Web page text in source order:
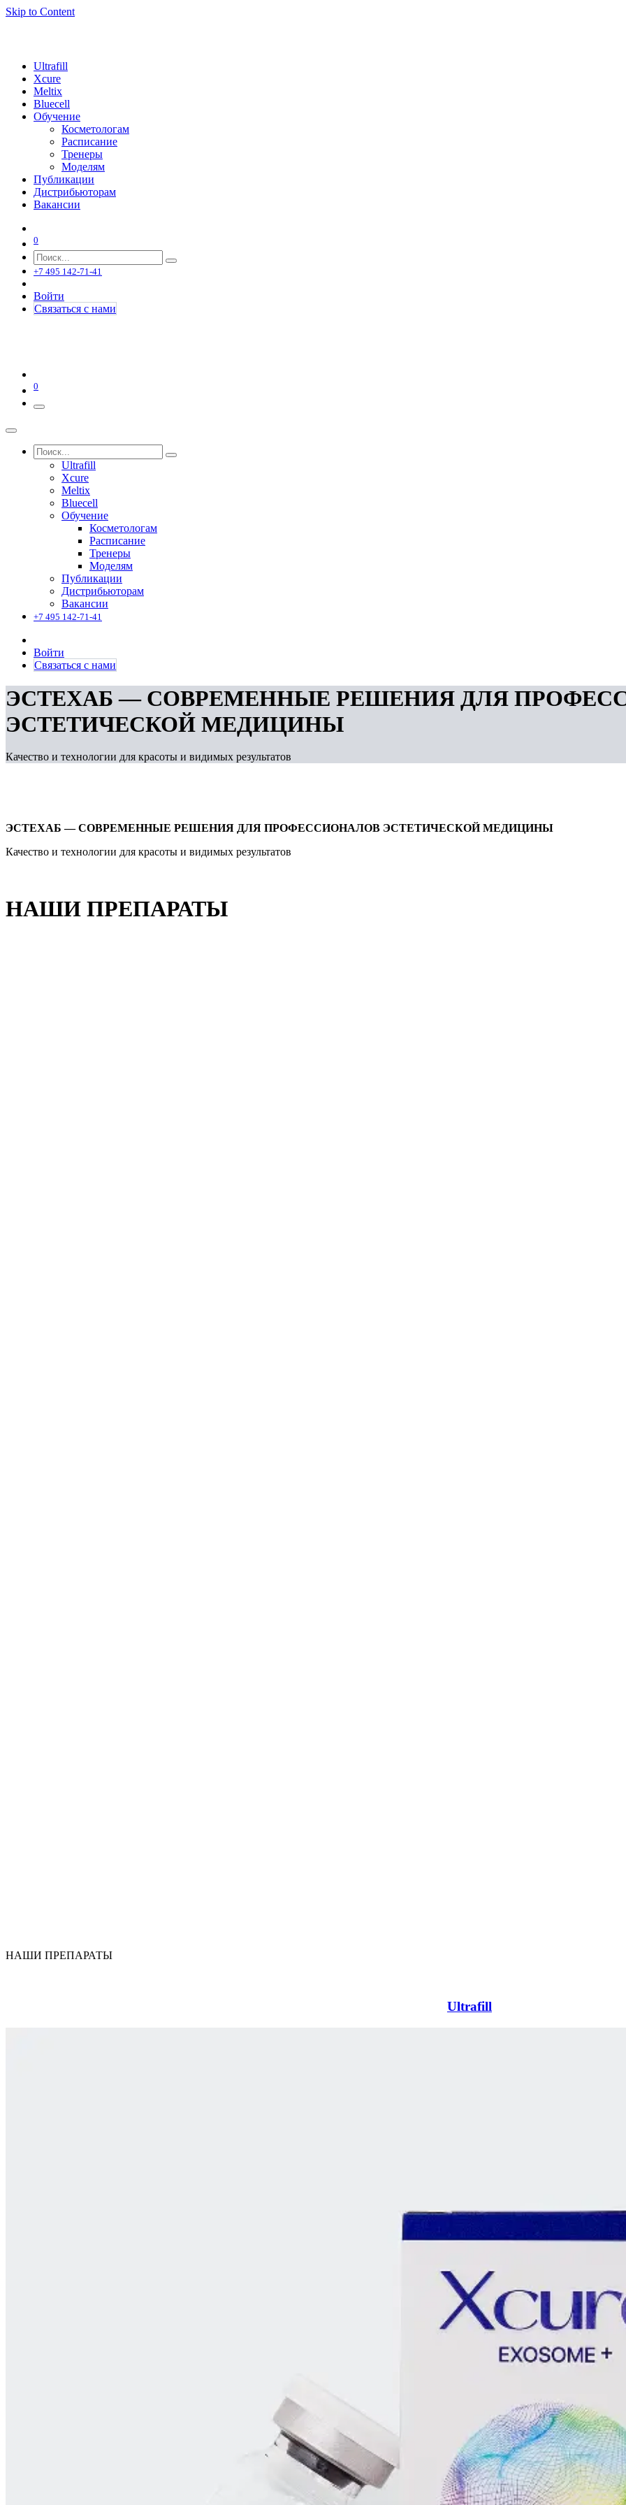
Skip to Content
Ultrafill
Xcure
Meltix
Bluecell
Обучение
Косметологам
Расписание
Тренеры
Моделям
Публикации
Дистрибьюторам
Вакансии
0
+7 495 142-71-41
Войти
Связаться с нами
0
Ultrafill
Xcure
Meltix
Bluecell
Обучение
Косметологам
Расписание
Тренеры
Моделям
Публикации
Дистрибьюторам
Вакансии
+7 495 142-71-41
Войти
Связаться с нами
ЭСТЕХАБ — СОВРЕМЕННЫЕ РЕШЕНИЯ ДЛЯ
ЭСТЕТИЧЕСКОЙ МЕДИЦИНЫ
Качество и технологии для красоты и видимых результатов
ЭСТЕХАБ — СОВРЕМЕННЫЕ РЕШЕНИЯ ДЛЯ ПРОФЕССИОНАЛОВ ЭСТЕТИЧЕСКОЙ МЕДИЦИНЫ
Качество и технологии для красоты и видимых результатов
НАШИ ПРЕПАРАТЫ
НАШИ ПРЕПАРАТЫ
Ultrafill